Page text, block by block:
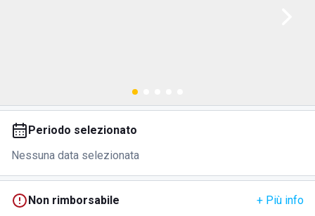
Periodo selezionato
Nessuna data selezionata
Non rimborsabile + Più info